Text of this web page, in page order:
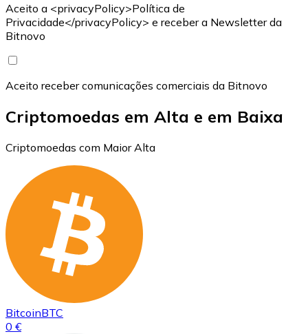
Aceito a <privacyPolicy>Política de
Privacidade</privacyPolicy> e receber a Newsletter da
Bitnovo
Aceito receber comunicações comerciais da Bitnovo
Criptomoedas em Alta e em Baixa
Criptomoedas com Maior Alta
BitcoinBTC
0 €